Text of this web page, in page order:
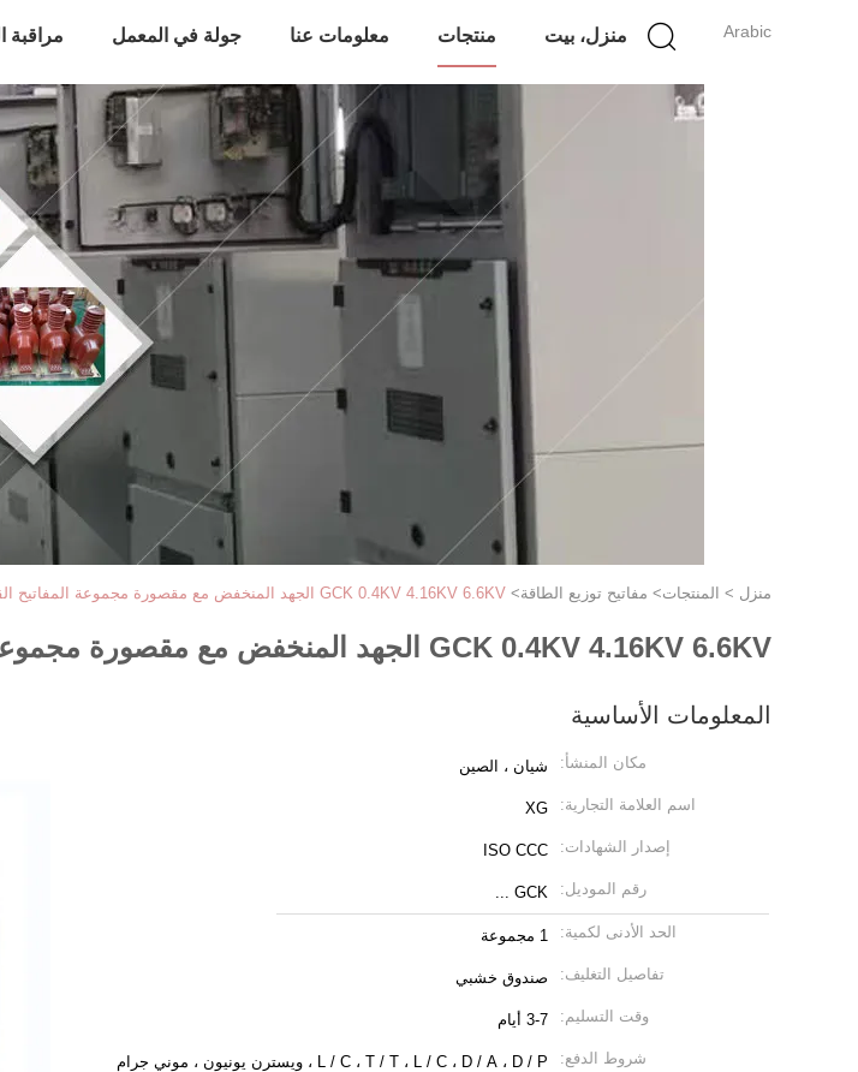
Arabic منزل، بيت منتجات معلومات عنا جولة في المعمل مراقبة
منزل > المنتجات> مفاتيح توزيع الطاقة> GCK 0.4KV 4.16KV 6.6KV الجهد المنخفض مع مقصورة مجموعة المفاتيح القابلة للسحب
GCK 0.4KV 4.16KV 6.6KV الجهد المنخفض مع مقصورة مجموعة المفاتيح القابلة للسحب
المعلومات الأساسية
مكان المنشأ: شيان ، الصين
اسم العلامة التجارية: XG
إصدار الشهادات: ISO CCC
رقم الموديل: GCK ...
الحد الأدنى لكمية: 1 مجموعة
تفاصيل التغليف: صندوق خشبي
وقت التسليم: 3-7 أيام
شروط الدفع: L / C ، T / T ، L / C ، D / A ، D / P ، ويسترن يونيون ، موني جرام